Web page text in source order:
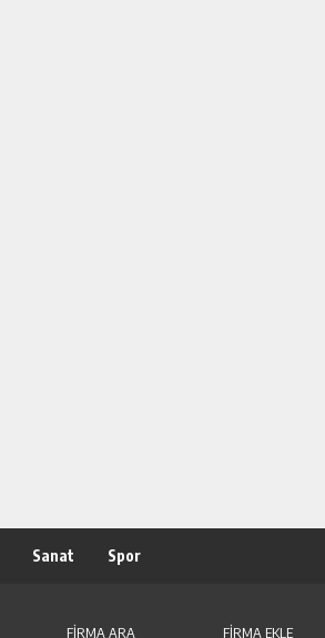
Sanat Spor
FİRMA ARA FİRMA EKLE